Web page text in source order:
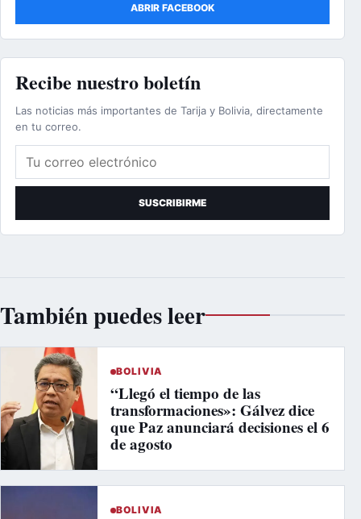
ABRIR FACEBOOK
Recibe nuestro boletín
Las noticias más importantes de Tarija y Bolivia, directamente
en tu correo.
Correo electrónico
SUSCRIBIRME
También puedes leer
BOLIVIA
“Llegó el tiempo de las
transformaciones»: Gálvez dice
que Paz anunciará decisiones el 6
de agosto
BOLIVIA